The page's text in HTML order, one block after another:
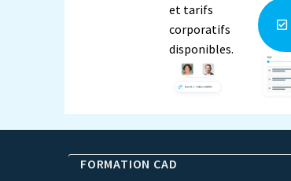
et tarifs
corporatifs
disponibles.
FORMATION CAD